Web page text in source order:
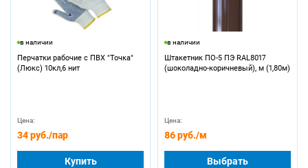
в наличии
Перчатки рабочие с ПВХ "Точка"
(Люкс) 10кл,6 нит
Цена:
34 руб./пар
Купить
в наличии
Штакетник ПО-5 ПЭ RAL8017
(шоколадно-коричневый), м (1,80м)
Цена:
86 руб./м
Выбрать